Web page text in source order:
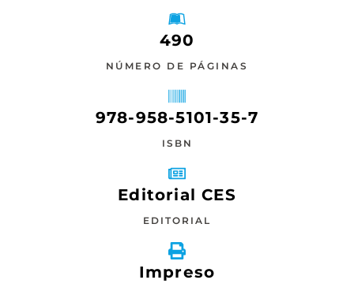
490
NÚMERO DE PÁGINAS
978-958-5101-35-7
ISBN
Editorial CES
EDITORIAL
Impreso